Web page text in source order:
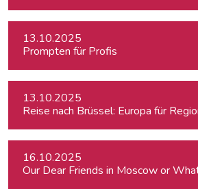
13.10.2025
Prompten für Profis
13.10.2025
Reise nach Brüssel: Europa für
16.10.2025
Our Dear Friends in Moscow or